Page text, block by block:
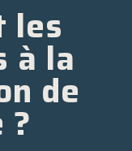
les
à la
de